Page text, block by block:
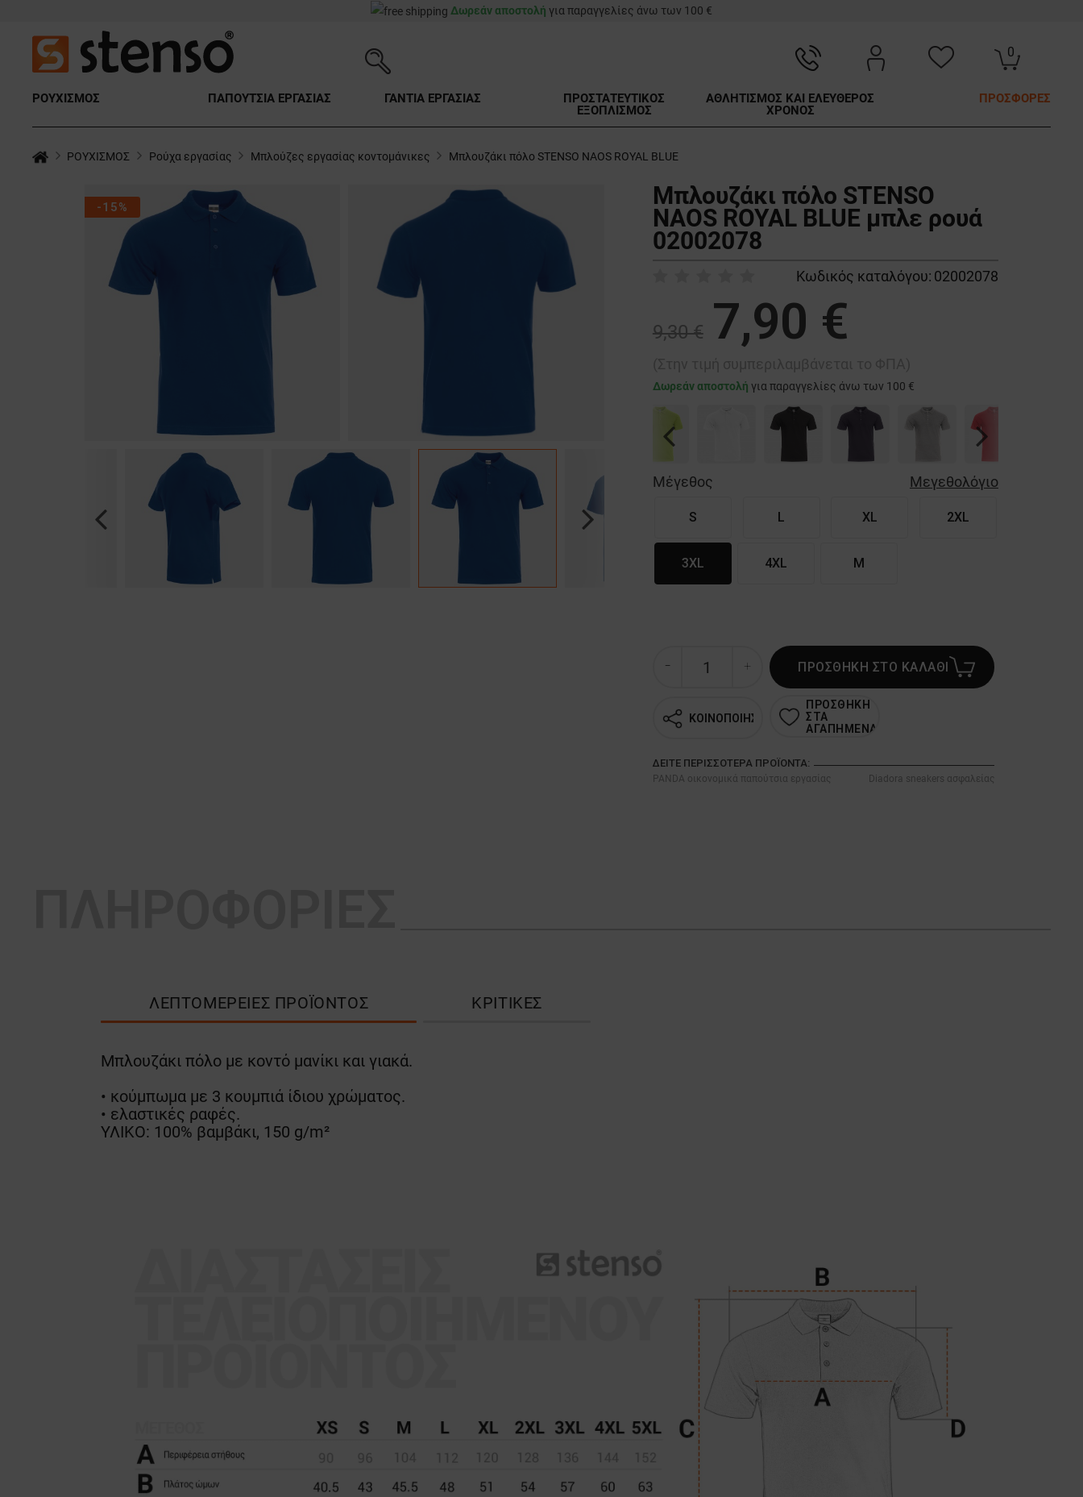
Δωρεάν αποστολή για παραγγελίες άνω των 100 €
0
ΡΟΥΧΙΣΜΟΣ ΠΑΠΟΥΤΣΙΑ ΕΡΓΑΣΙΑΣ ΓΑΝΤΙΑ ΕΡΓΑΣΙΑΣ
ΠΡΟΣΤΑΤΕΥΤΙΚΟΣ
ΕΞΟΠΛΙΣΜΟΣ
ΑΘΛΗΤΙΣΜΟΣ ΚΑΙ ΕΛΕΥΘΕΡΟΣ
ΧΡΟΝΟΣ
ΠΡΟΣΦΟΡΕΣ
ΡΟΥΧΙΣΜΟΣ Ρούχα εργασίας Μπλούζες εργασίας κοντομάνικες Μπλουζάκι πόλο STENSO NAOS ROYAL BLUE
-15%
Previous Next
Μπλουζάκι πόλο STENSO
NAOS ROYAL BLUE μπλε ρουά
02002078
Κωδικός καταλόγου: 02002078
9,30 € 7,90 €
Δωρεάν αποστολή για παραγγελίες άνω των 100 €
Previous Next
Μέγεθος Μεγεθολόγιο
S L XL 2XL
3XL 4XL M
ΠΡΟΣΘΗΚΗ ΣΤΟ ΚΑΛΑΘΙ
ΚΟΙΝΟΠΟΙΗΣΗ
ΠΡΟΣΘΗΚΗ
ΣΤΑ
ΑΓΑΠΗΜΕΝΑ
ΔΕΊΤΕ ΠΕΡΙΣΣΌΤΕΡΑ ΠΡΟΪΌΝΤΑ:
PANDA οικονομικά παπούτσια εργασίας Diadora sneakers ασφαλείας
ΛΕΠΤΟΜΈΡΕΙΕΣ ΠΡΟΪΌΝΤΟΣ ΚΡΙΤΙΚΈΣ
Μπλουζάκι πόλο με κοντό μανίκι και γιακά.
• κούμπωμα με 3 κουμπιά ίδιου χρώματος.
• ελαστικές ραφές.
ΥΛΙΚΟ: 100% βαμβάκι, 150 g/m²